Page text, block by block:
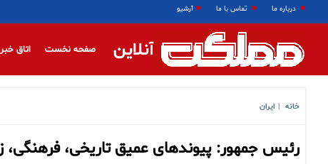
درباره ما تماس با ما آرشیو
آنلاین صفحه نخست اتاق خبر
خانه ایران
رئیس جمهور: پیوندهای عمیق تاریخی، فرهنگی،